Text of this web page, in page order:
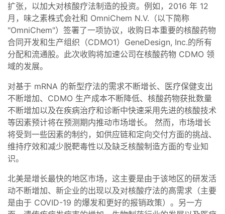
扩张，以加大对核酸疗法制造的投资。例如，2016 年 12
月，味之素株式会社和 OmniChem N.V.（以下简称
"OmniChem"）签署了一项协议，收购日本重要的核酸药物
合同开发和生产组织（CDMO1）GeneDesign, Inc.的所有
分配和流通股。此次收购将加速公司在核酸药物 CDMO 领
域的发展。
对基于 mRNA 的新型疗法的需求不断增长、医疗保健支出
不断增加、CDMO 生产成本不断降低、核酸药物获批数量
不断增加以及在疾病治疗和诊断中快速采用先进的核酸技术
等因素预计将在预测期内推动市场增长。 然而，市场增长
将受到一些因素的制约，如供应链和定向交付方面的挑战、
维持疗效和减少脱靶毒性以及缺乏核酸制造方面的专业知
识。
北美是增长最快的地区市场，这主要是由于该地区的研发活
动不断增加、新企业的出现以及对核酸疗法的高需求（主要
是由于 COVID-19 的爆发和更好的报销政策）。另一方